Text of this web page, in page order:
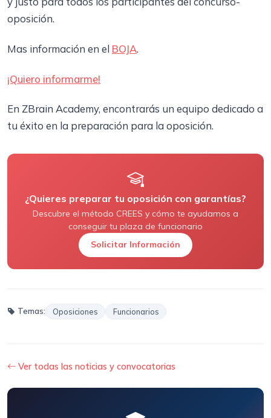
oposición.
Mas información en el BOJA.
¡Quiero informarme!
En ZBrain Academy, encontrarás un equipo dedicado a
tu éxito en la preparación para la oposición.
¿Quieres preparar tu oposición con garantías?
Descubre el método CREES y cómo te ayudamos a
conseguir tu plaza de funcionario
Solicitar Información
Temas: Oposiciones Funcionarios
Ver todas las noticias y convocatorias